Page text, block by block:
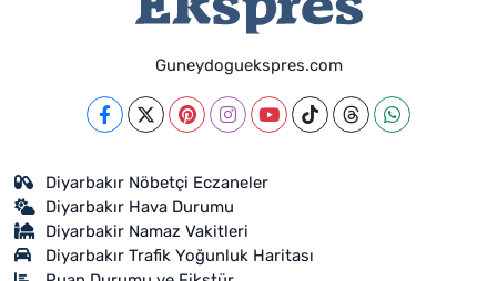
Guneydoguekspres.com
Diyarbakır Nöbetçi Eczaneler
Diyarbakır Hava Durumu
Diyarbakir Namaz Vakitleri
Diyarbakır Trafik Yoğunluk Haritası